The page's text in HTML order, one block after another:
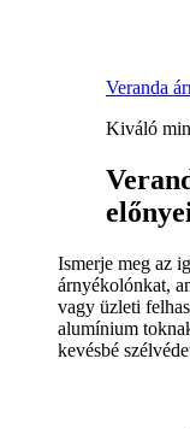
Veranda
Kiváló
Ismerje meg az
árnyékolónkat,
vagy üzleti
alumínium
kevésbé